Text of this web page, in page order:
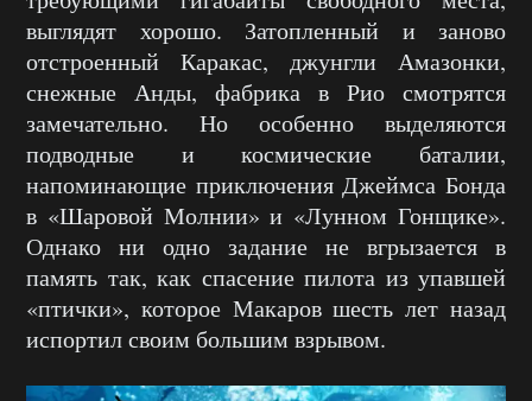
выглядят хорошо. Затопленный и заново
отстроенный Каракас, джунгли Амазонки,
снежные Анды, фабрика в Рио смотрятся
замечательно. Но особенно выделяются
подводные и космические баталии,
напоминающие приключения Джеймса Бонда
в «Шаровой Молнии» и «Лунном Гонщике».
Однако ни одно задание не вгрызается в
память так, как спасение пилота из упавшей
«птички», которое Макаров шесть лет назад
испортил своим большим взрывом.